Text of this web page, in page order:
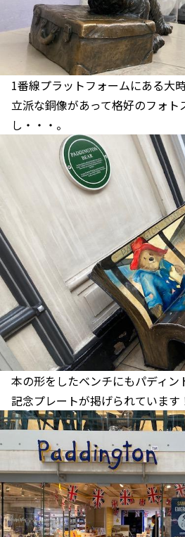
1番線プラットフォームにある大
立派な銅像があって格好のフォト
し・・・。
本の形をしたベンチにもパディン
記念プレートが掲げられています